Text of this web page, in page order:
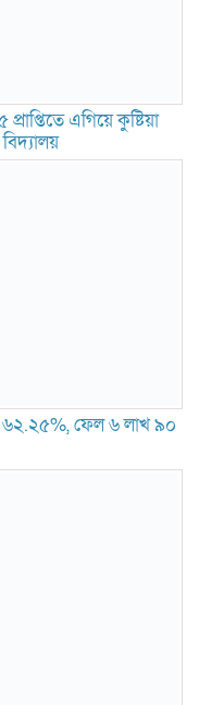
এগিয়ে কুষ্টিয়া
৬২.২৫%, ফেল ৬ লাখ ৯০